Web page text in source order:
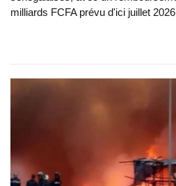
milliards FCFA prévu d'ici juillet